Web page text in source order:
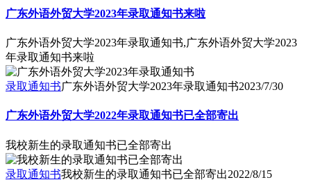
广东外语外贸大学2023年录取通知书来啦
广东外语外贸大学2023年录取通知书,广东外语外贸大学2023
年录取通知书来啦
录取通知书广东外语外贸大学2023年录取通知书2023/7/30
广东外语外贸大学2022年录取通知书已全部寄出
我校新生的录取通知书已全部寄出
录取通知书我校新生的录取通知书已全部寄出2022/8/15